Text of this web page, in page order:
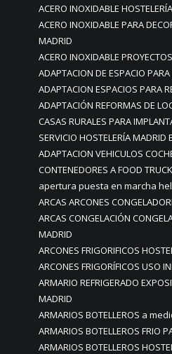
ACERO INOXIDABLE HOSTELERÍA
ACERO INOXIDABLE PARA
MADRID
ACERO INOXIDABLE PROYECTOS
ADAPTACION DE ESPACIO
ADAPTACION ESPACIOS PARA
ADAPTACIÓN REFORMAS DE
CASAS RURALES PARA
SERVICIO HOSTELERÍA MADRID
ADAPTACION VEHICULOS
CONTENEDORES A FOOD TRUCK
apertura puesta en marcha
ARCAS ARCONES
ARCAS CONGELACIÓN
MADRID
ARCONES FRIGORIFICOS
ARCONES FRIGORÍFICOS USO
ARMARIO REFRIGERADO
MADRID
ARMARIOS BOTELLEROS a
ARMARIOS BOTELLEROS FRIO
ARMARIOS BOTELLEROS